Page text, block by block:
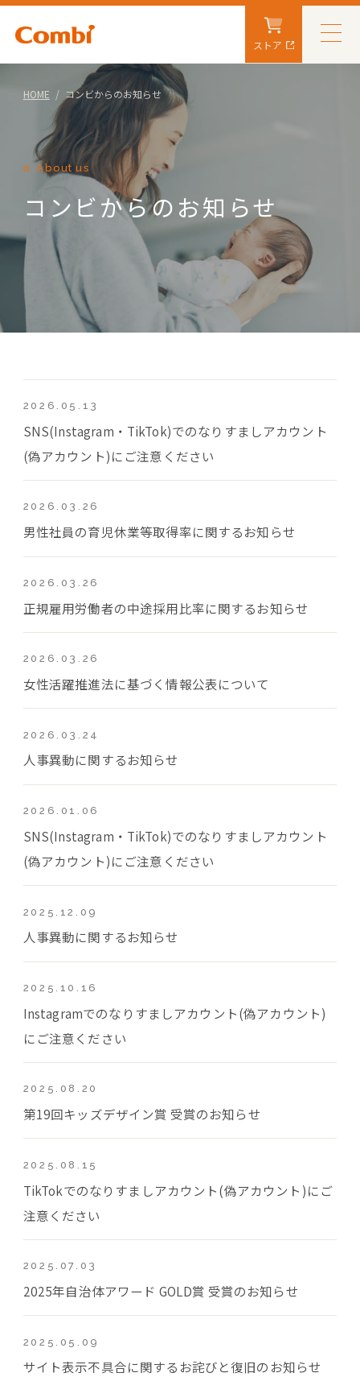
ストア
HOME コンビからのお知らせ
About us
コンビからのお知らせ
2026.05.13
SNS(Instagram・TikTok)でのなりすましアカウント
(偽アカウント)にご注意ください
2026.03.26
男性社員の育児休業等取得率に関するお知らせ
2026.03.26
正規雇用労働者の中途採用比率に関するお知らせ
2026.03.26
女性活躍推進法に基づく情報公表について
2026.03.24
人事異動に関するお知らせ
2026.01.06
SNS(Instagram・TikTok)でのなりすましアカウント
(偽アカウント)にご注意ください
2025.12.09
人事異動に関するお知らせ
2025.10.16
Instagramでのなりすましアカウント(偽アカウント)
にご注意ください
2025.08.20
第19回キッズデザイン賞 受賞のお知らせ
2025.08.15
TikTokでのなりすましアカウント(偽アカウント)にご
注意ください
2025.07.03
2025年自治体アワード GOLD賞 受賞のお知らせ
2025.05.09
サイト表示不具合に関するお詫びと復旧のお知らせ